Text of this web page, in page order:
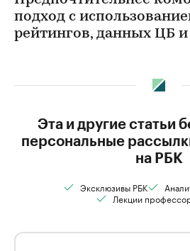
подход с
рейтингов, данных ЦБ и
Эта и другие статьи
персональные
на РБК
Эксклюзивы РБК
Лекции